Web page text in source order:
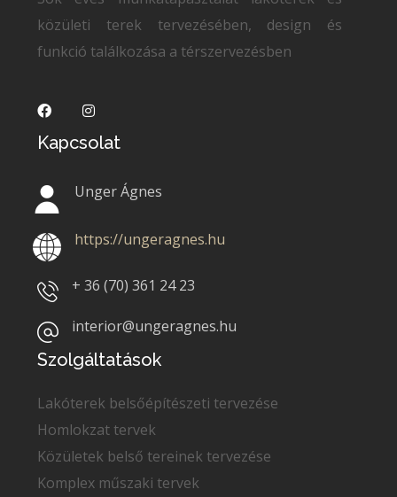
közületi terek tervezésében, design és
funkció találkozása a térszervezésben
Kapcsolat
Unger Ágnes
https://ungeragnes.hu
+ 36 (70)361 24 23
interior@ungeragnes.hu
Szolgáltatások
Lakóterek belsőépítészeti tervezése
Homlokzat tervek
Közületek belső tereinek tervezése
Komplex műszaki tervek